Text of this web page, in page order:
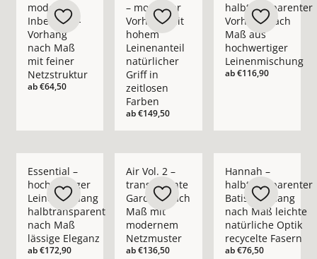
moderner
Inbetween-
Vorhang
nach Maß
mit feiner
Netzstruktur
ab€64,50
– moderner
Vorhang mit
hohem
Leinenanteil
natürlicher
Griff in
zeitlosen
Farben
ab€149,50
halbtransparenter
Vorhang nach
Maß aus
hochwertiger
Leinenmischung
ab€116,90
Essential –
hochwertiger
Leinenvorhang
halbtransparent
nach Maß
lässige Eleganz
ab€172,90
Air Vol. 2 –
transparente
Gardine nach
Maß mit
modernem
Netzmuster
ab€136,50
Hannah –
halbtransparenter
Batist-Vorhang
nach Maß leichte
natürliche Optik
recycelte Fasern
ab€76,50